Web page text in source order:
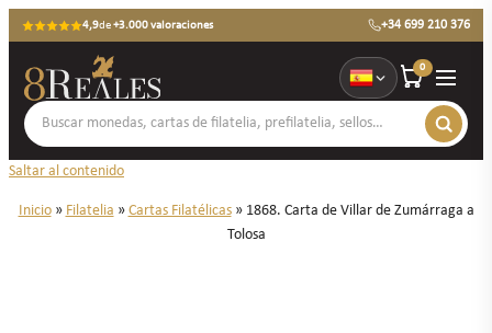
4,9de+3.000 valoraciones +34 699 210 376
0
Saltar al contenido
Inicio» Filatelia » Cartas Filatélicas» 1868. Carta de Villar de Zumárraga a
Tolosa